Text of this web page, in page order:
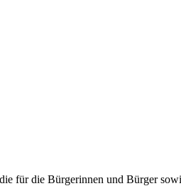
für die Bürgerinnen und Bürger